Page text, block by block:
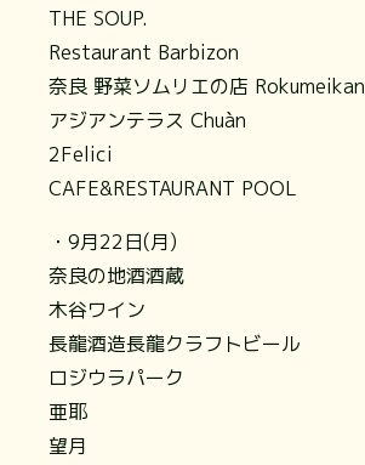
THE SOUP.
Restaurant Barbizon
奈良 野菜ソムリエの店 Rokumeikan
アジアンテラス Chuàn
2Felici
CAFE&RESTAURANT POOL
・9月22日(月)
奈良の地酒酒蔵
木谷ワイン
長龍酒造長龍クラフトビール
ロジウラパーク
亜耶
望月